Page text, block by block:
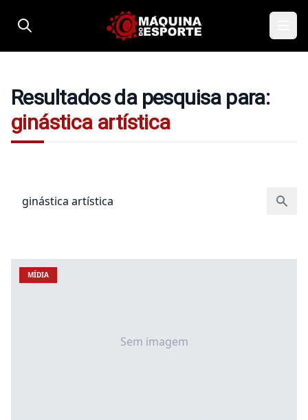
Resultados da pesquisa para:
ginástica artística
Pesquisar por:
Sem imagem
MÍDIA